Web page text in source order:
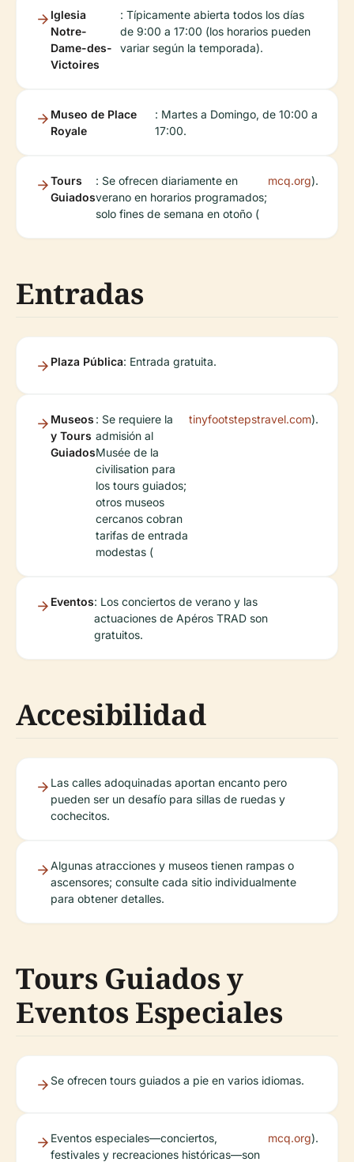
Iglesia
Notre-
Dame-des-
Victoires
: Típicamente abierta todos los días
de 9:00 a 17:00 (los horarios pueden
variar según la temporada).
Museo de Place
Royale
: Martes a Domingo, de 10:00 a
17:00.
Tours
Guiados
: Se ofrecen diariamente en
verano en horarios programados;
solo fines de semana en otoño (
mcq.org).
Entradas
Plaza Pública: Entrada gratuita.
Museos
y Tours
Guiados
: Se requiere la
admisión al
Musée de la
civilisation para
los tours guiados;
otros museos
cercanos cobran
tarifas de entrada
modestas (
tinyfootstepstravel.com).
Eventos: Los conciertos de verano y las
actuaciones de Apéros TRAD son
gratuitos.
Accesibilidad
Las calles adoquinadas aportan encanto pero
pueden ser un desafío para sillas de ruedas y
cochecitos.
Algunas atracciones y museos tienen rampas o
ascensores; consulte cada sitio individualmente
para obtener detalles.
Tours Guiados y
Eventos Especiales
Se ofrecen tours guiados a pie en varios idiomas.
Eventos especiales—conciertos,
festivales y recreaciones históricas—son
mcq.org).